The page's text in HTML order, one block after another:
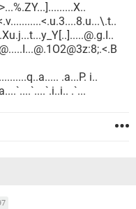
.a...P. i..
.`...